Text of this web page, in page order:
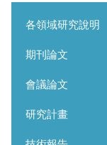
各領域研究說明
期刊論文
會議論文
研究計畫